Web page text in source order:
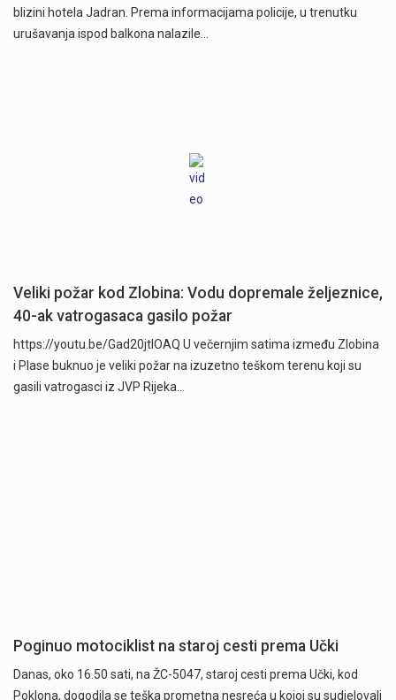
blizini hotela Jadran. Prema informacijama policije, u trenutku
urušavanja ispod balkona nalazile…
Veliki požar kod Zlobina: Vodu dopremale željeznice,
40-ak vatrogasaca gasilo požar
https://youtu.be/Gad20jtIOAQ U večernjim satima između Zlobina
i Plase buknuo je veliki požar na izuzetno teškom terenu koji su
gasili vatrogasci iz JVP Rijeka…
Poginuo motociklist na staroj cesti prema Učki
Danas, oko 16.50 sati, na ŽC-5047, staroj cesti prema Učki, kod
Poklona, dogodila se teška prometna nesreća u kojoj su sudjelovali